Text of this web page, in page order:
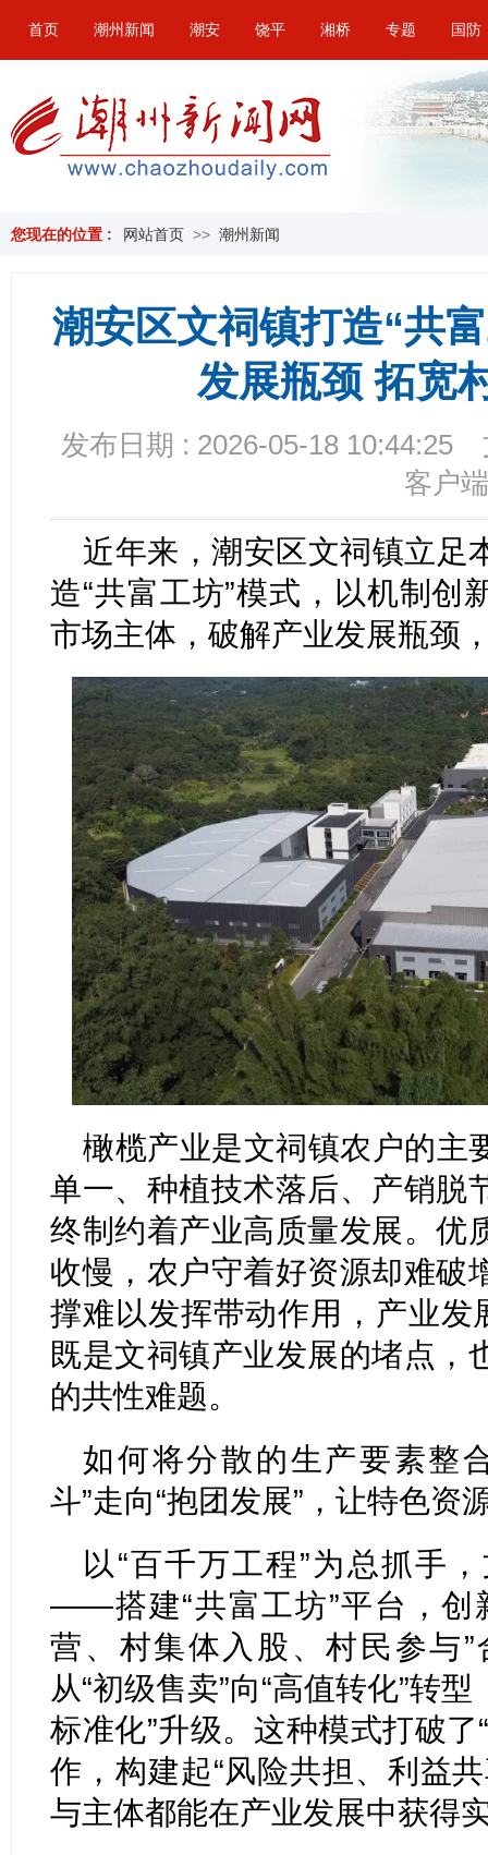
首页 潮州新闻 潮安 饶平 湘桥 专题 国防
您现在的位置 : 网站首页 >> 潮州新闻
潮安区文祠镇打造“共
发展瓶颈 拓宽
发布日期 : 2026-05-18 10:44:25
客户端
近年来，潮安区文祠镇立足
造“共富工坊”模式，以机制创
市场主体，破解产业发展瓶颈
橄榄产业是文祠镇农户的主
单一、种植技术落后、产销脱
终制约着产业高质量发展。优
收慢，农户守着好资源却难破
撑难以发挥带动作用，产业发
既是文祠镇产业发展的堵点，
的共性难题。
如何将分散的生产要素整
斗”走向“抱团发展”，让特色资
以“百千万工程”为总抓手
——搭建“共富工坊”平台，创
营、村集体入股、村民参与
从“初级售卖”向“高值转化”转
标准化”升级。这种模式打破
作，构建起“风险共担、利益
与主体都能在产业发展中获得